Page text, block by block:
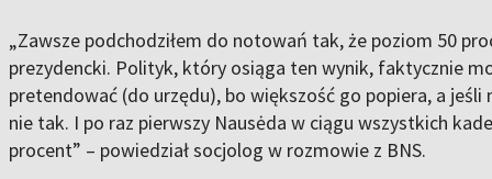
„Zawsze podchodziłem do notowań tak, że poziom 50
prezydencki. Polityk, który osiąga ten wynik, faktycznie
pretendować (do urzędu), bo większość go popiera, a jeśli
nie tak. I po raz pierwszy Nausėda w ciągu wszystkich
procent” – powiedział socjolog w rozmowie z BNS.